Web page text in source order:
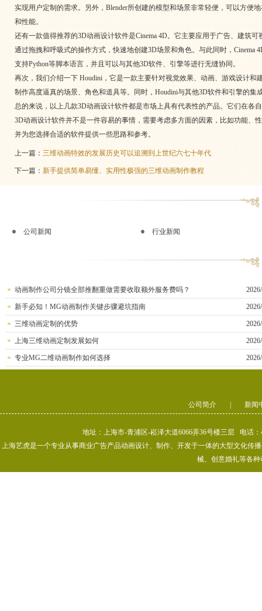
实现用户定制的需求。另外，Blender所创建的模型和场景非常轻便，可以方便
和性能。
还有一款值得推荐的3D动画设计软件是Cinema 4D。它主要应用于广告、建筑
通过拖拽和呼吸式的操作方式，快速地创建3D场景和角色。与此同时，
支持Python等脚本语言，并且可以与其他3D软件、引擎等进行无缝协同。
再次，我们介绍一下 Houdini，它是一款主要针对视觉效果、动画、游戏设计
制作高度逼真的场景、角色和道具等。同时，Houdini与其他3D软件和引擎的
总的来说，以上几款3D动画设计软件都是市场上具有代表性的产品。它们在
3D动画设计软件并不是一件容易的事情，需要考虑多方面的因素，比如功能
并为您选择合适的软件提供一些思路和参考。
上一篇：三维动画特效的发展历史可以追溯到上世纪六七十年代
下一篇：新手提供简单易懂、实用性极强的三维动画制作教程
公司新闻 行业新闻
动画制作公司分镜全部推翻重做需要收取额外服务费吗？
新手必知！MG动画制作关键步骤避坑指南
三维动画定制的优势
上海三维动画定制发展如何
专业MG二维动画制作如何选择
公司简介 新闻
地址：上海市-青浦区-崧泽大道6066弄36号楼三层 电话
上海艺虎是一个专业从事商业广告产品动画设计、制作、开发于一体的大型文化传
械、创意婚礼等各